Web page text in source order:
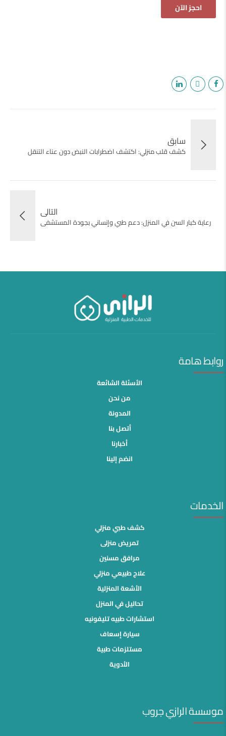
سابق
كشف قلب منزلي: اكتشف اضطرابات النبض دون عناء التنقل
التالى
رعاية كبار السن في المنزل: دعم طبي وإنساني بجودة المستشفى
روابط هامة
الأسئلة الشائعة
من نحن
المدونة
أتصل بنا
أخبارنا
انضم إلينا
الخدمات
كشف طبي منزلي
تمريض منزلى
مرافق مسنين
علاج طبيعي منزلي
الأشعة المنزلية
تحاليل في المنزل
استشارات طبيه تليفونيه
سيارة إسعاف
مستلزمات طبية
الأدوية
موسسة الرازي جروب